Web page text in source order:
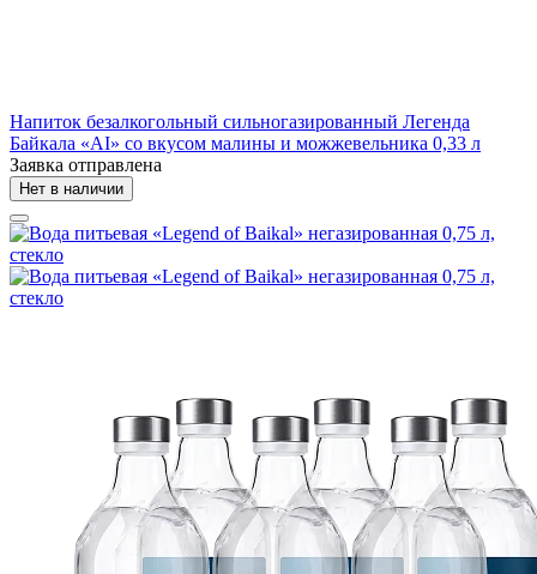
Напиток безалкогольный сильногазированный Легенда
Байкала «AI» со вкусом малины и можжевельника 0,33 л
Заявка отправлена
Нет в наличии